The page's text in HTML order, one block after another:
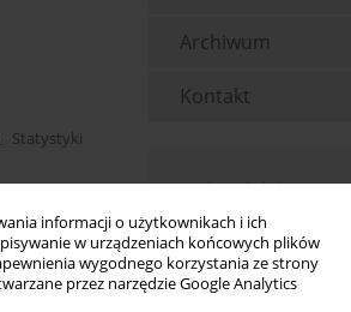
informacji o użytkownikach i ich
w urządzeniach końcowych plików
wygodnego korzystania ze strony
przez narzędzie Google Analytics
Statystyki
Archiwum
Kontakt
Najczęściej
Miesiąc
Rok
Auto-enrolment in
Comparative OECD